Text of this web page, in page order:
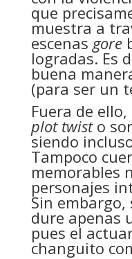
que
muestra a
escenas gore
logradas. Es
buena
(para ser un
Fuera de
plot twisto
siendo
Tampoco
memorables
personajes
Sin embargo,
dure apenas
pues el
changuito